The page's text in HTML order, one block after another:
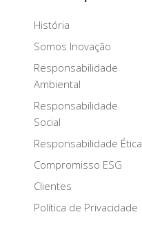
História
Somos Inovação
Responsabilidade
Ambiental
Responsabilidade
Social
Responsabilidade Ética
Compromisso ESG
Clientes
Política de Privacidade